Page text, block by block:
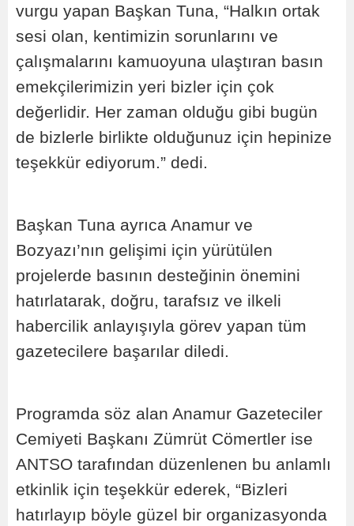
vurgu yapan Başkan Tuna, “Halkın ortak
sesi olan, kentimizin sorunlarını ve
çalışmalarını kamuoyuna ulaştıran basın
emekçilerimizin yeri bizler için çok
değerlidir. Her zaman olduğu gibi bugün
de bizlerle birlikte olduğunuz için hepinize
teşekkür ediyorum.” dedi.
Başkan Tuna ayrıca Anamur ve
Bozyazı’nın gelişimi için yürütülen
projelerde basının desteğinin önemini
hatırlatarak, doğru, tarafsız ve ilkeli
habercilik anlayışıyla görev yapan tüm
gazetecilere başarılar diledi.
Programda söz alan Anamur Gazeteciler
Cemiyeti Başkanı Zümrüt Cömertler ise
ANTSO tarafından düzenlenen bu anlamlı
etkinlik için teşekkür ederek, “Bizleri
hatırlayıp böyle güzel bir organizasyonda